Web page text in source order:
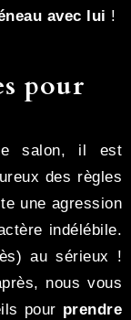
avec lui !
pour
salon, il est
des règles
une agression
indélébile.
au sérieux !
nous vous
pour prendre